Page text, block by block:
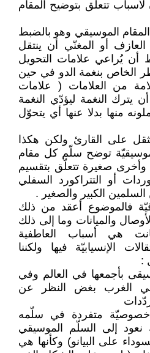
تتعلّق بتوضيح المقام
الموسيقي وهو بالضبط
العازف أو المغنّي أن ينتقل
أن يُراعي علامات التحويل
الخاص بنغمة الدو في حين
من العلامات ( علامات
يترك النغمة ليؤدّي النغمة
منها بدلا عنها أي يتحوّل
على القارئ ولكن هكذا
توضح سلّم كل مقام
وأخرى صغيرة تتعلّق بتقسيم
أو التتراكورد السفلي
الكبير والصغير .
فالموضوع أعقد من ذلك
والميانات وما إلى ذلك
هي أسباب العاطفية
الإنسيابيّة فيها ولكننا
:
بأجمعها في العالم وفي
الغرب بغض النظر عن
خصوصيّة متفردة في سلّمه
نعود إلى السلّم الموسيقي
على البيانو) وكأنها هي